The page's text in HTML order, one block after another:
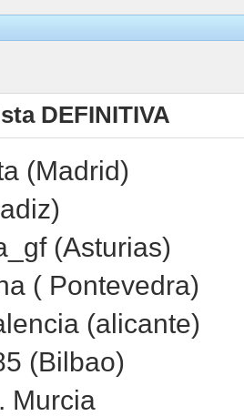
DEFINITIVA
(Madrid)
(Asturias)
( Pontevedra)
(alicante)
(Bilbao)
Murcia